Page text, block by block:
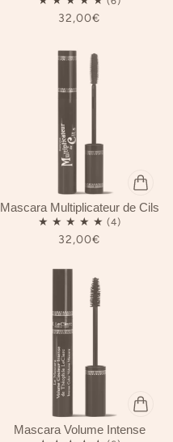
32,00€
Mascara Multiplicateur de Cils
32,00€
Mascara Volume Intense